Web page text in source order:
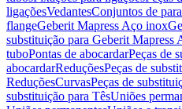
ligaçõesVedantesConjuntos de
flangeGeberit Mapress Aço inox
substituição para Geberit Mapress
tuboPontas de abocardarPeças de
abocardarReduçõesPeças de
ReduçõesCurvasPeças de
substituição para TêsUniões